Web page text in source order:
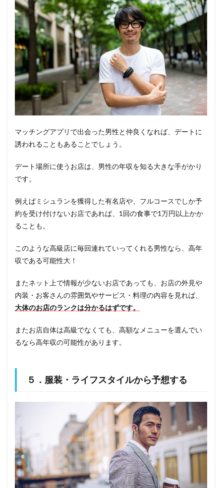
マッチングアプリで出会った男性と仲良くなれば、デートに
誘われることもあることでしょう。
デート場所に使うお店は、男性の年収を知る大きな手がかり
です。
例えばミシュランを獲得した有名店や、フルコースでしか予
約を受け付けないお店であれば、1回の食事で1万円以上かか
ることも。
このような高級店に毎回連れていってくれる男性なら、高年
収である可能性大！
またネット上で情報が少ないお店であっても、お店の外見や
内装・お客さんの雰囲気やサービス・料理の内容を見れば、
大体のお店のランクは分かるはずです。
またお店自体は高級でなくても、高額なメニューを選んでい
るなら高年収の可能性があります。
５．服装・ライフスタイルから予想する